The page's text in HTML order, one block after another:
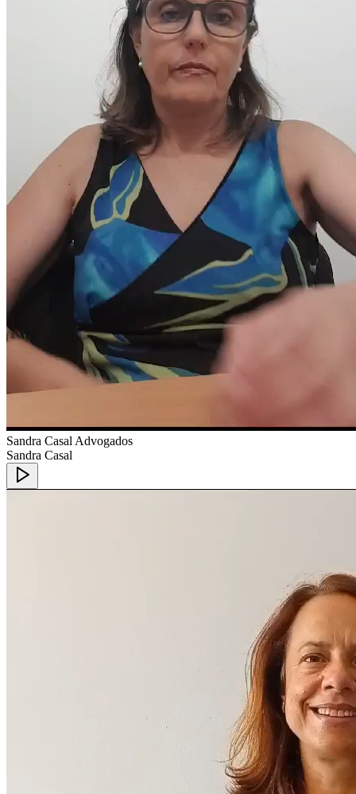
Sandra Casal Advogados
Sandra Casal